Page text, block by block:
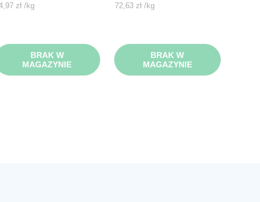
zł /kg
BRAK W
MAGAZYNIE
72,63 zł /kg
BRAK W
MAGAZYNIE